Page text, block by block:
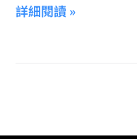
詳細閱讀 »